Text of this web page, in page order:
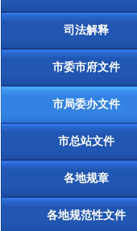
司法解释
市委市府文件
市局委办文件
市总站文件
各地规章
各地规范性文件